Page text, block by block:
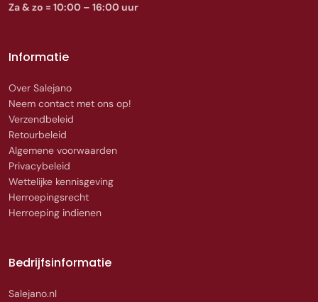
Za & zo = 10:00 – 16:00 uur
Informatie
Over Salejano
Neem contact met ons op!
Verzendbeleid
Retourbeleid
Algemene voorwaarden
Privacybeleid
Wettelijke kennisgeving
Herroepingsrecht
Herroeping indienen
Bedrijfsinformatie
Salejano.nl